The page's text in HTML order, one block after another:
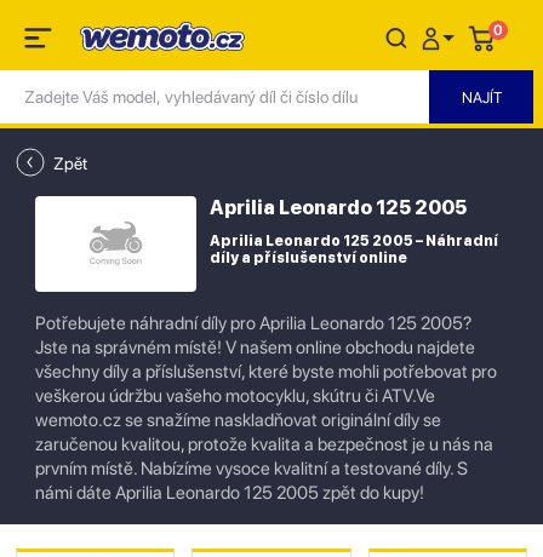
0
Zpět
Aprilia Leonardo 125 2005
Aprilia Leonardo 125 2005 – Náhradní
díly a příslušenství online
Potřebujete náhradní díly pro Aprilia Leonardo 125 2005?
Jste na správném místě! V našem online obchodu najdete
všechny díly a příslušenství, které byste mohli potřebovat pro
veškerou údržbu vašeho motocyklu, skútru či ATV.Ve
wemoto.cz se snažíme naskladňovat originální díly se
zaručenou kvalitou, protože kvalita a bezpečnost je u nás na
prvním místě. Nabízíme vysoce kvalitní a testované díly. S
námi dáte Aprilia Leonardo 125 2005 zpět do kupy!